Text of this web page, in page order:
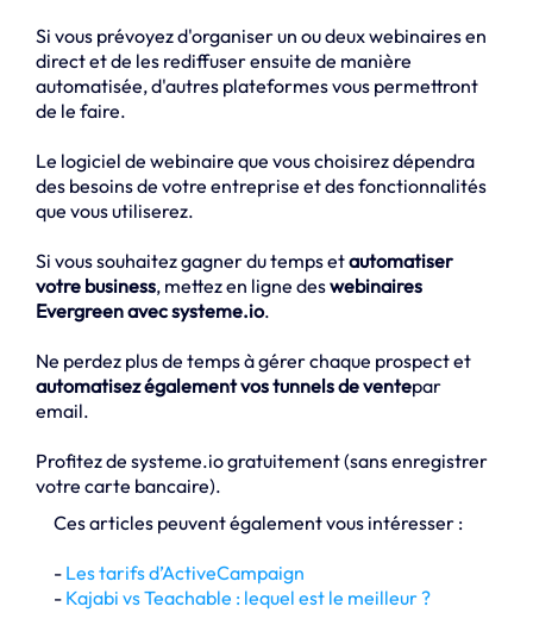
Si vous prévoyez d'organiser un ou deux webinaires en
direct et de les rediffuser ensuite de manière
automatisée, d'autres plateformes vous permettront
de le faire.
Le logiciel de webinaire que vous choisirez dépendra
des besoins de votre entreprise et des fonctionnalités
que vous utiliserez.
Si vous souhaitez gagner du temps etautomatiser
votre business, mettez en ligne deswebinaires
Evergreen avec systeme.io.
Ne perdez plus de temps à gérer chaque prospect et
automatisez également vos tunnels de ventepar
email.
Profitez de systeme.io gratuitement (sans enregistrer
votre carte bancaire).
Ces articles peuvent également vous intéresser :
- Les tarifs d’ActiveCampaign
- Kajabi vs Teachable : lequel est le meilleur ?